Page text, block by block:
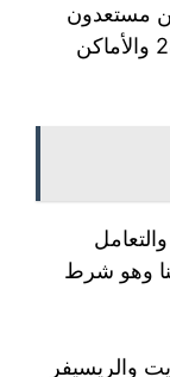
مستعدون
لتقديم خدماتنا في جميع الأوقات 24/24 والأماكن
وهو شرط
والريسيفر